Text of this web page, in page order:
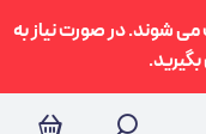
می شوند. در صورت نیاز به